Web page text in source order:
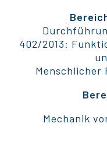
402/2013:
Menschlicher
Mechanik